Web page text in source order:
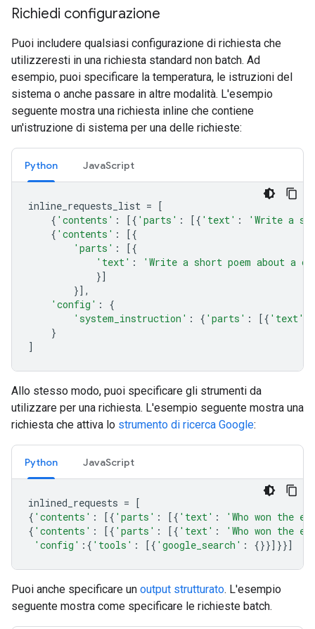
Richiedi configurazione
Puoi includere qualsiasi configurazione di richiesta che
utilizzeresti in una richiesta standard non batch. Ad
esempio, puoi specificare la temperatura, le istruzioni del
sistema o anche passare in altre modalità. L'esempio
seguente mostra una richiesta inline che contiene
un'istruzione di sistema per una delle richieste:
Python JavaScript
inline_requests_list = [
{ 'contents' : [{ 'parts' : [{ 'text' :
'Write a
{ 'contents' :
[{
'parts' :
[{
'text' :
'Write a short poem about a
}]
}],
'config' :
{
'system_instruction' : { 'parts' : [{ 'text'
}
]
Allo stesso modo, puoi specificare gli strumenti da
utilizzare per una richiesta. L'esempio seguente mostra una
richiesta che attiva lo strumento di ricerca Google:
Python JavaScript
inlined_requests = [
{ 'contents' : [{ 'parts' : [{ 'text' :
'Who won the
{ 'contents' : [{ 'parts' : [{ 'text' :
'Who won the
'config' :{ 'tools' : [{ 'google_search' : {}}]}}]
Puoi anche specificare un output strutturato. L'esempio
seguente mostra come specificare le richieste batch.